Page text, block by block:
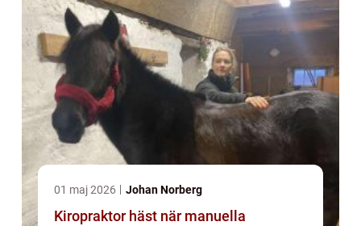
01 maj 2026 Johan Norberg
Kiropraktor häst när manuella